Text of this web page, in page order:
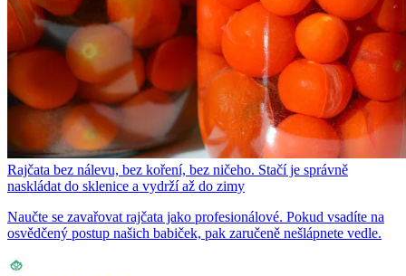
Rajčata bez nálevu, bez koření, bez ničeho. Stačí je správně
naskládat do sklenice a vydrží až do zimy
Naučte se zavařovat rajčata jako profesionálové. Pokud vsadíte na
osvědčený postup našich babiček, pak zaručeně nešlápnete vedle.